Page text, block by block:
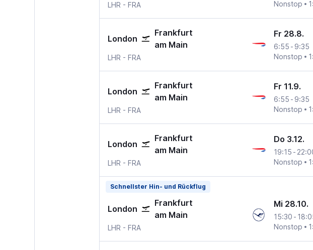
LHR - FRA
Nonstop
London
Frankfurt
am Main
LHR - FRA
Fr 28.8.
6:55 - 9:35
Nonstop
London
Frankfurt
am Main
LHR - FRA
Fr 11.9.
6:55 - 9:35
Nonstop
London
Frankfurt
am Main
LHR - FRA
Do 3.12.
19:15 -
Nonstop
Schnellster Hin- und Rückflug
London
Frankfurt
am Main
LHR - FRA
Mi 28.10.
15:30 -
Nonstop